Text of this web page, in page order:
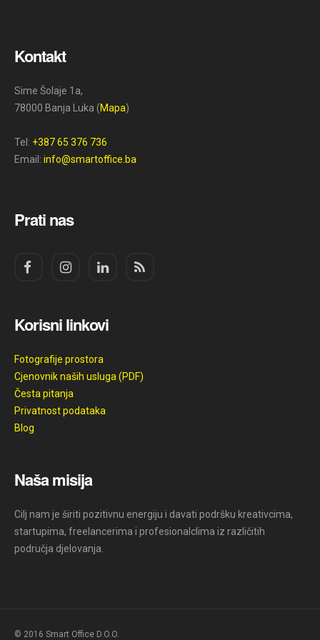
Kontakt
Sime Šolaje 1a,
78000 Banja Luka (Mapa)
Tel: +387 65 376 736
Email: info@smartoffice.ba
Prati nas
Korisni linkovi
Fotografije prostora
Cjenovnik naših usluga (PDF)
Česta pitanja
Privatnost podataka
Blog
Naša misija
Cilj nam je širiti pozitivnu energiju i davati podršku kreativcima,
startupima, freelancerima i profesionalclima iz različitih
područja djelovanja.
© 2016 Smart Office D.O.O.